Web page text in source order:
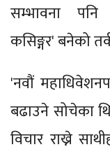
सम्भावना
कसिङ्गर' बनेको
'नवौं
बढाउने सोचेका
विचार राख्ने